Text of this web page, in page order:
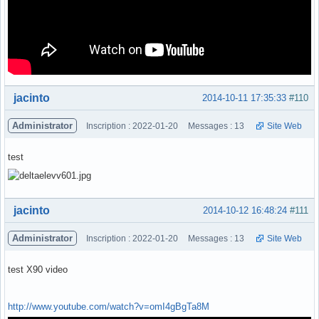
Hors ligne #110
2014-10-11 17:35:33
jacinto
Administrator Inscription : 2022-01-20 Messages : 13 Site Web
test
Hors ligne #111
2014-10-12 16:48:24
jacinto
Administrator Inscription : 2022-01-20 Messages : 13 Site Web
test X90 video
http://www.youtube.com/watch?v=omI4gBgTa8M